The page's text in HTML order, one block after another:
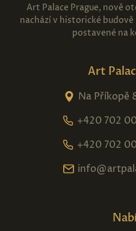
Art Palace Prague, nově
nachází v historické
postavené na
Art
Na Příkopě
+420 702
+420 702